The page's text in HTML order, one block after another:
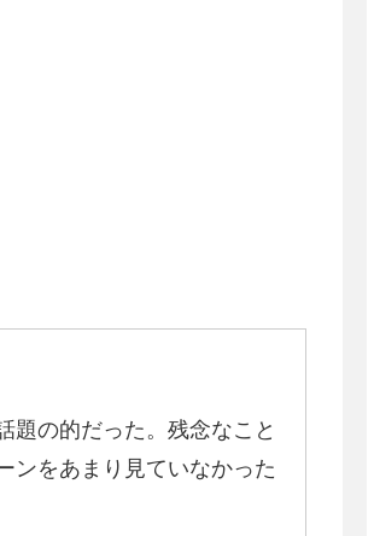
題の的だった。残念なこと
ンをあまり見ていなかった